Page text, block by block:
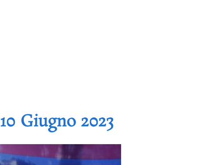
10 Giugno 2023